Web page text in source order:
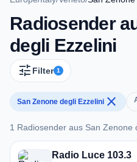
Radiosender
degli Ezzelini
tune Filter 1
San Zenone degli Ezzelini close
1 Radiosender aus San Zenone
1 Radiosender aus San
Radio Luce 103.3